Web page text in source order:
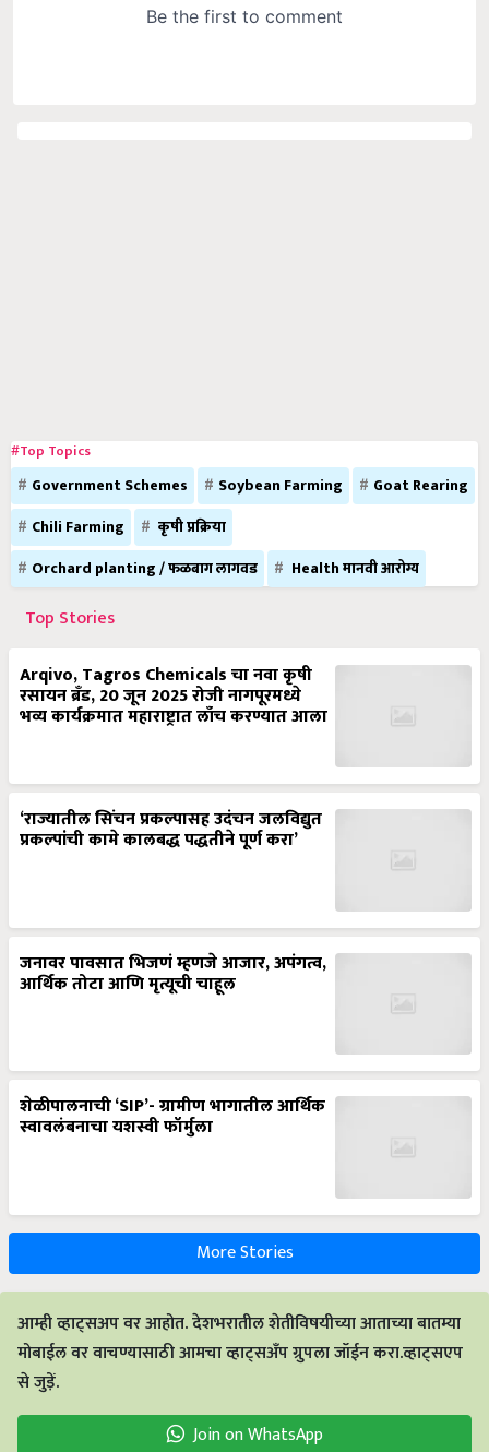
Government Schemes Soybean Farming
Goat Rearing
Chili Farming
कृषी प्रक्रिया
Orchard planting / फळबाग लागवड
Health मानवी आरोग्य
Top Stories
रसायन ब्रँड, 20 जून 2025 रोजी नागपूरमध्ये
भव्य कार्यक्रमात महाराष्ट्रात लाँच करण्यात आला
प्रकल्पांची कामे कालबद्ध पद्धतीने पूर्ण करा’
जनावर पावसात भिजणं म्हणजे आजार, अपंगत्व,
आर्थिक तोटा आणि मृत्यूची चाहूल
स्वावलंबनाचा यशस्वी फॉर्मुला
More Stories
आम्ही व्हाट्सअप वर आहोत. देशभरातील शेतीविषयीच्या आताच्या बातम्या
मोबाईल वर वाचण्यासाठी आमचा व्हाट्सअँप ग्रुपला जॉईन करा.व्हाट्सएप
से जुड़ें.
Join on WhatsApp